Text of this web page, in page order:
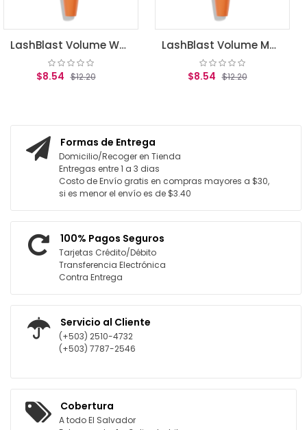
LashBlast Volume Waterproof Mascara Very Black .44 fl oz (13.1 ml) LashBlast Volume Mascara Very Black .44 fl oz (13.1 ml)
Formas de Entrega
Domicilio/Recoger en Tienda
Entregas entre 1 a 3 dias
Costo de Envío gratis en compras mayores a $30,
si es menor el envío es de $3.40
100% Pagos Seguros
Tarjetas Crédito/Débito
Transferencia Electrónica
Contra Entrega
Servicio al Cliente
(+503) 2510-4732
(+503) 7787-2546
Cobertura
A todo El Salvador